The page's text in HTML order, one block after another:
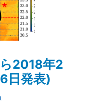
2018年2
日発表)